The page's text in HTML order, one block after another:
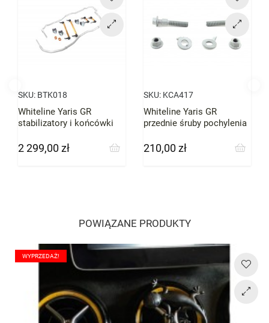
SKU: BTK018
Whiteline Yaris GR
stabilizatory i końcówki
Cena
2 299,00 zł
SKU: KCA417
Whiteline Yaris GR
przednie śruby pochylenia
Cena
210,00 zł
POWIĄZANE PRODUKTY
WYPRZEDAŻ!